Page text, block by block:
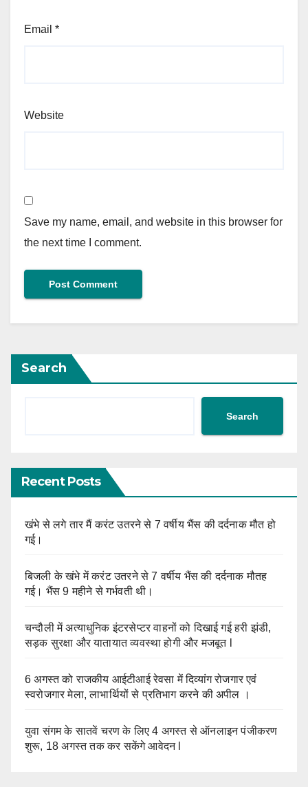
Email *
Website
Save my name, email, and website in this browser for
the next time I comment.
Search
Search
Recent Posts
खंभे से लगे तार मैं करंट उतरने से 7 वर्षीय भैंस की दर्दनाक मौत हो
गई।
बिजली के खंभे में करंट उतरने से 7 वर्षीय भैंस की दर्दनाक मौतह
गई। भैंस 9 महीने से गर्भवती थी।
चन्दौली में अत्याधुनिक इंटरसेप्टर वाहनों को दिखाई गई हरी झंडी,
सड़क सुरक्षा और यातायात व्यवस्था होगी और मजबूत l
6 अगस्त को राजकीय आईटीआई रेवसा में दिव्यांग रोजगार एवं
स्वरोजगार मेला, लाभार्थियों से प्रतिभाग करने की अपील ।
युवा संगम के सातवें चरण के लिए 4 अगस्त से ऑनलाइन पंजीकरण
शुरू, 18 अगस्त तक कर सकेंगे आवेदन l